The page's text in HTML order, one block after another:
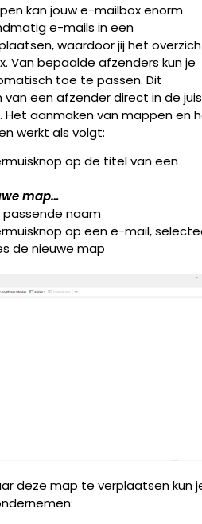
kan jouw e-mailbox enorm
e-mails in een
waardoor jij het
Van bepaalde afzenders kun je
toe te passen. Dit
een afzender direct in de
aanmaken van mappen en
werkt als volgt:
op de titel van een
map…
naam
op een e-mail,
de nieuwe map
deze map te verplaatsen kun